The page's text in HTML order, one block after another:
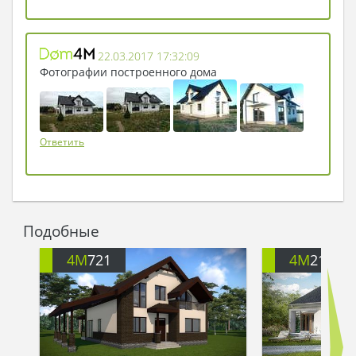
дополнительных фронтонов.
Одновременно балкон может выполнять
функцию крыши над зоной крыльца, что
не только красиво, но еще и практично.
22.03.2017 17:32:09
Фотографии построенного дома
Ответить
Подобные
4M721 4M218